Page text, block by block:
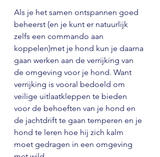
Als je het samen ontspannen goed
beheerst (en je kunt er natuurlijk
zelfs een commando aan
koppelen)met je hond kun je daarna
gaan werken aan de verrijking van
de omgeving voor je hond. Want
verrijking is vooral bedoeld om
veilige uitlaatkleppen te bieden
voor de behoeften van je hond en
de jachtdrift te gaan temperen en je
hond te leren hoe hij zich kalm
moet gedragen in een omgeving